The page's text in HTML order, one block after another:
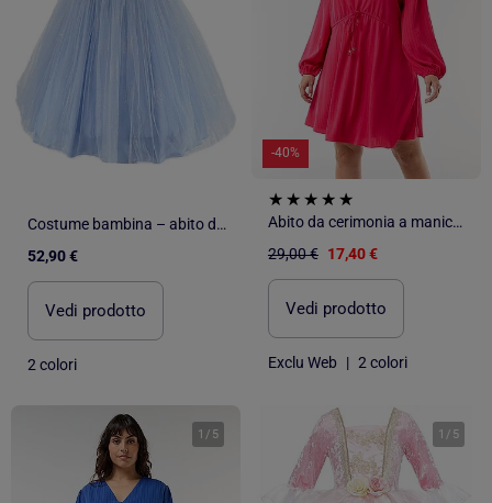
Costume bambina – abito da principessa eva | Labay
52,90 €
Vedi prodotto
2 colori
-40%
Abito da cerimonia a maniche lunghe
29,00 € 17,40 €
Vedi prodotto
Exclu Web | 2 colori
1 / 5 1 / 5